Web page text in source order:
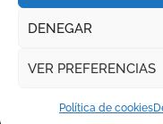
DENEGAR
VER PREFERENCIAS
Política de cookies
Copyright ©
EL